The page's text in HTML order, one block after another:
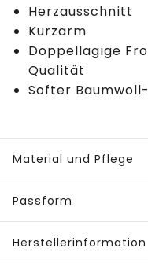
Herzausschnitt
Kurzarm
Doppellagige
Qualität
Softer
Material und Pflege
Passform
Herstellerinformation